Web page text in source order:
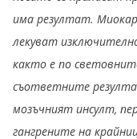
има резултат.
лекуват
както е по
съответните
мозъчният инсулт,
гангрените на